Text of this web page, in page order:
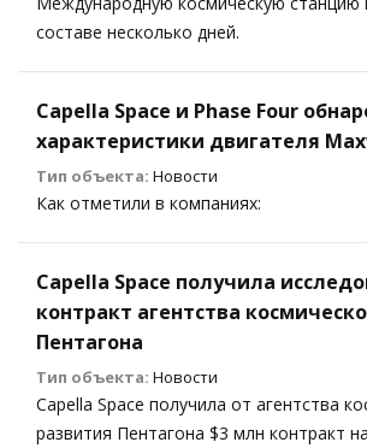
составе несколько дней.
Capella Space и Phase Four
характеристики двигателя
Тип объекта: Новости
Как отметили в компаниях:
Capella Space получила
контракт агентства
Пентагона
Тип объекта: Новости
Capella Space получила от агентства
развития Пентагона $3 млн контракт